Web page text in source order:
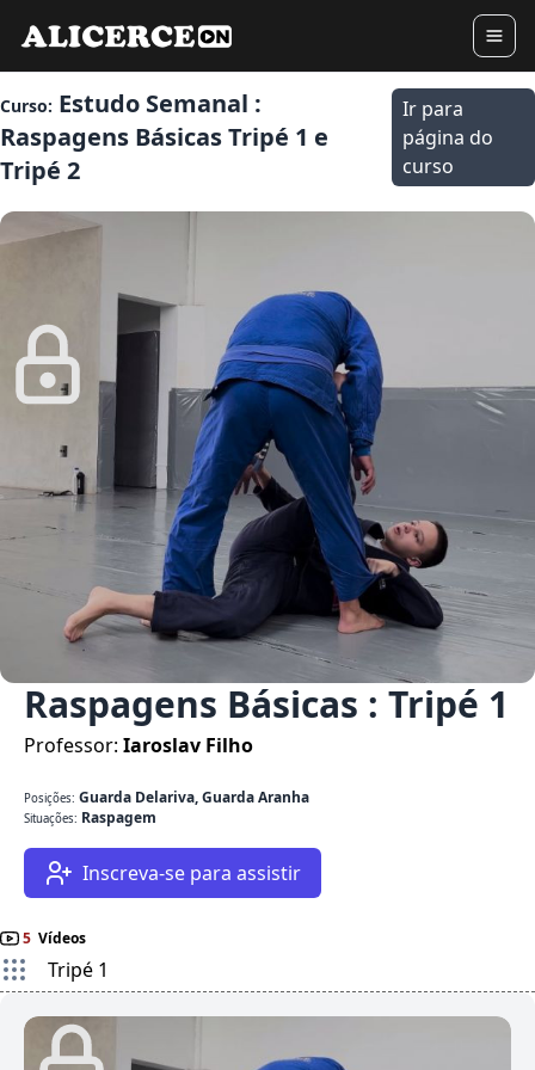
Curso: Estudo Semanal :
Raspagens Básicas Tripé 1 e
Tripé 2
Ir para
página do
curso
Raspagens Básicas : Tripé 1
Professor: Iaroslav Filho
Posições: Guarda Delariva, Guarda Aranha
Situações: Raspagem
Inscreva-se para assistir
5 Vídeos
Tripé 1